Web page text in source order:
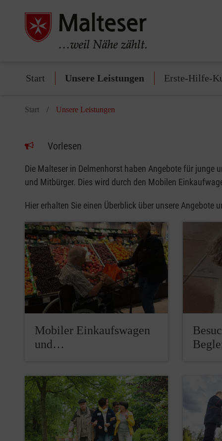
Start Unsere Leistungen Erste-Hilfe-
Start Unsere Leistungen
Vorlesen
Die Malteser in Delmenhorst haben Angebote für junge
und Mitbürger. Dies wird durch den Mobilen
Hier erhalten Sie einen Überblick über unsere Angebote
Mobiler Einkaufswagen
und…